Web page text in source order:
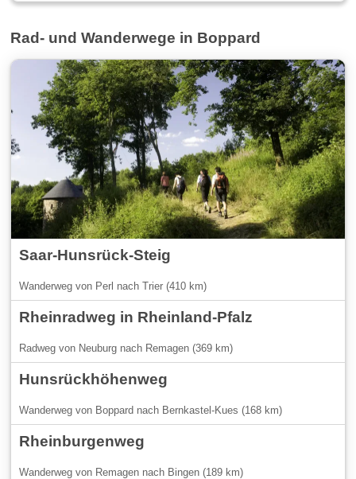
Rad- und Wanderwege in Boppard
Saar-Hunsrück-Steig
Wanderweg von Perl nach Trier (410 km)
Rheinradweg in Rheinland-Pfalz
Radweg von Neuburg nach Remagen (369 km)
Hunsrückhöhenweg
Wanderweg von Boppard nach Bernkastel-Kues (168 km)
Rheinburgenweg
Wanderweg von Remagen nach Bingen (189 km)